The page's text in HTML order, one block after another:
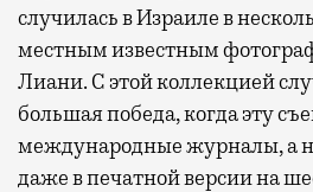
случилась в Израиле в
местным известным
Лиани. С этой коллекцией
большая победа, когда эту
международные журналы, а
даже в печатной версии на